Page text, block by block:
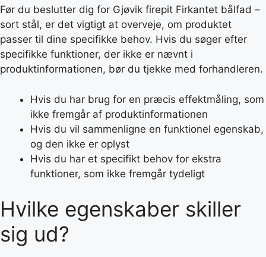
Før du beslutter dig for Gjøvik firepit Firkantet bålfad –
sort stål, er det vigtigt at overveje, om produktet
passer til dine specifikke behov. Hvis du søger efter
specifikke funktioner, der ikke er nævnt i
produktinformationen, bør du tjekke med forhandleren.
Hvis du har brug for en præcis effektmåling, som
ikke fremgår af produktinformationen
Hvis du vil sammenligne en funktionel egenskab,
og den ikke er oplyst
Hvis du har et specifikt behov for ekstra
funktioner, som ikke fremgår tydeligt
Hvilke egenskaber skiller
sig ud?